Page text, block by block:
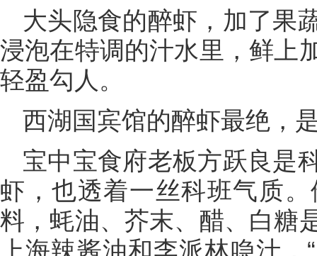
大头隐食的醉虾，加了果
浸泡在特调的汁水里，鲜上
轻盈勾人。
西湖国宾馆的醉虾最绝，
宝中宝食府老板方跃良是
虾，也透着一丝科班气质
料，蚝油、芥末、醋、白糖
上海辣酱油和李派林喼汁